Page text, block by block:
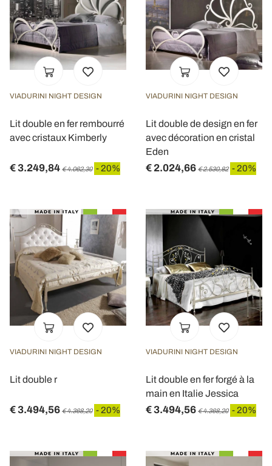
VIADURINI NIGHT DESIGN
Lit double en fer rembourré
avec cristaux Kimberly
€ 3.249,84 € 4.062,30 - 20%
VIADURINI NIGHT DESIGN
Lit double de design en fer
avec décoration en cristal
Eden
€ 2.024,66 € 2.530,82 - 20%
VIADURINI NIGHT DESIGN
Lit double r
€ 3.494,56 € 4.368,20 - 20%
VIADURINI NIGHT DESIGN
Lit double en fer forgé à la
main en Italie Jessica
€ 3.494,56 € 4.368,20 - 20%